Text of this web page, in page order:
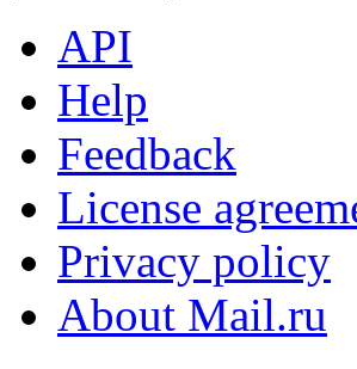
API
Help
Feedback
License
Privacy policy
About Mail.ru